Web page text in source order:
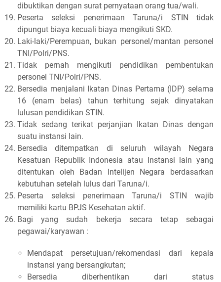
dibuktikan dengan surat pernyataan orang tua/wali.
Peserta seleksi penerimaan Taruna/i STIN tidak
dipungut biaya kecuali biaya mengikuti SKD.
Laki-laki/Perempuan, bukan personel/mantan personel
TNI/Polri/PNS.
Tidak pernah mengikuti pendidikan pembentukan
personel TNI/Polri/PNS.
Bersedia menjalani Ikatan Dinas Pertama (IDP) selama
16 (enam belas) tahun terhitung sejak dinyatakan
lulusan pendidikan STIN.
Tidak sedang terikat perjanjian Ikatan Dinas dengan
suatu instansi lain.
Bersedia ditempatkan di seluruh wilayah Negara
Kesatuan Republik Indonesia atau Instansi lain yang
ditentukan oleh Badan Intelijen Negara berdasarkan
kebutuhan setelah lulus dari Taruna/i.
Peserta seleksi penerimaan Taruna/i STIN wajib
memiliki kartu BPJS Kesehatan aktif.
Bagi yang sudah bekerja secara tetap sebagai
pegawai/karyawan :
Mendapat persetujuan/rekomendasi dari kepala
instansi yang bersangkutan;
Bersedia diberhentikan dari status